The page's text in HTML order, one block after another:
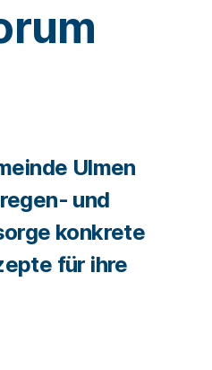
Ulmen
und
konkrete
für ihre